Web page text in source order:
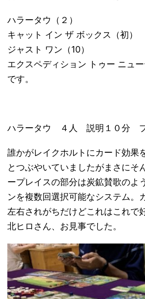
ハラータウ（２）
キャット イン ザ ボックス（初）
ジャスト ワン（10）
エクスペディション トゥー ニュー
です。
ハラータウ ４人 説明１０分 プ
誰かがレイクホルトにカード効果
とつぶやいていましたがまさにそ
ープレイスの部分は炭鉱賛歌のよ
ンを複数回選択可能なシステム。
左右されがちだけどこれはこれで
北ヒロさん、お見事でした。